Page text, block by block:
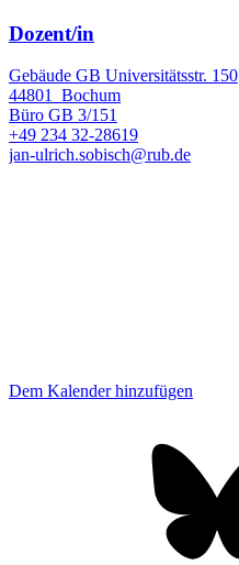
Dozent/in
Gebäude GB Universitätsstr. 150
44801
Bochum
Büro GB 3/151
+49 234 32-28619
jan-ulrich.sobisch@rub.de
Dem Kalender hinzufügen